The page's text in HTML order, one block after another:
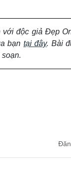
độc giả Đẹp
bạn tại đây. Bài